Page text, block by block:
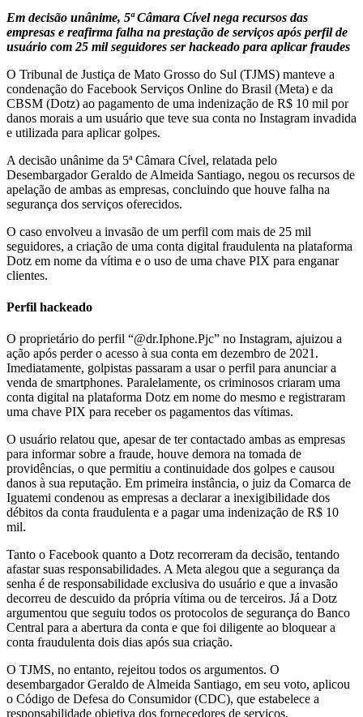
Em decisão unânime, 5ª Câmara Cível nega recursos das
empresas e reafirma falha na prestação de serviços após perfil de
usuário com 25 mil seguidores ser hackeado para aplicar fraudes
O Tribunal de Justiça de Mato Grosso do Sul (TJMS) manteve a
condenação do Facebook Serviços Online do Brasil (Meta) e da
CBSM (Dotz) ao pagamento de uma indenização de R$ 10 mil por
danos morais a um usuário que teve sua conta no Instagram invadida
e utilizada para aplicar golpes.
A decisão unânime da 5ª Câmara Cível, relatada pelo
Desembargador Geraldo de Almeida Santiago, negou os recursos de
apelação de ambas as empresas, concluindo que houve falha na
segurança dos serviços oferecidos.
O caso envolveu a invasão de um perfil com mais de 25 mil
seguidores, a criação de uma conta digital fraudulenta na plataforma
Dotz em nome da vítima e o uso de uma chave PIX para enganar
clientes.
Perfil hackeado
O proprietário do perfil “@dr.Iphone.Pjc” no Instagram, ajuizou a
ação após perder o acesso à sua conta em dezembro de 2021.
Imediatamente, golpistas passaram a usar o perfil para anunciar a
venda de smartphones. Paralelamente, os criminosos criaram uma
conta digital na plataforma Dotz em nome do mesmo e registraram
uma chave PIX para receber os pagamentos das vítimas.
O usuário relatou que, apesar de ter contactado ambas as empresas
para informar sobre a fraude, houve demora na tomada de
providências, o que permitiu a continuidade dos golpes e causou
danos à sua reputação. Em primeira instância, o juiz da Comarca de
Iguatemi condenou as empresas a declarar a inexigibilidade dos
débitos da conta fraudulenta e a pagar uma indenização de R$ 10
mil.
Tanto o Facebook quanto a Dotz recorreram da decisão, tentando
afastar suas responsabilidades. A Meta alegou que a segurança da
senha é de responsabilidade exclusiva do usuário e que a invasão
decorreu de descuido da própria vítima ou de terceiros. Já a Dotz
argumentou que seguiu todos os protocolos de segurança do Banco
Central para a abertura da conta e que foi diligente ao bloquear a
conta fraudulenta dois dias após sua criação.
O TJMS, no entanto, rejeitou todos os argumentos. O
desembargador Geraldo de Almeida Santiago, em seu voto, aplicou
o Código de Defesa do Consumidor (CDC), que estabelece a
responsabilidade objetiva dos fornecedores de serviços.